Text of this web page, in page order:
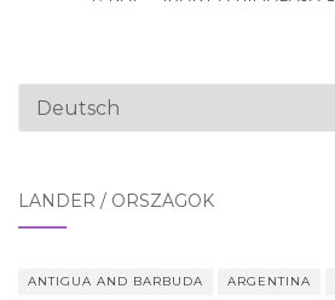
Sprache
LÄNDER / ORSZÁGOK
ANTIGUA AND BARBUDA ARGENTINA